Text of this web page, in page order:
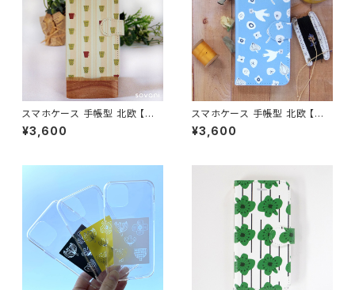
スマホケース 手帳型 北欧 【美
味しいコーヒーはいかが】 iPho
ne17/16/15/SE3/Android カ
¥3,600
スマホケース 手帳型 北欧 【ナ
チュラルリーフ】 iPhone17/16/
15/SE3/Android カード収納
¥3,600